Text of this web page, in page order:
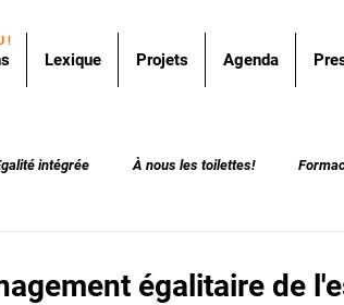
Lexique Projets Agenda
!
intégrée À nous les toilettes!
égalitaire de